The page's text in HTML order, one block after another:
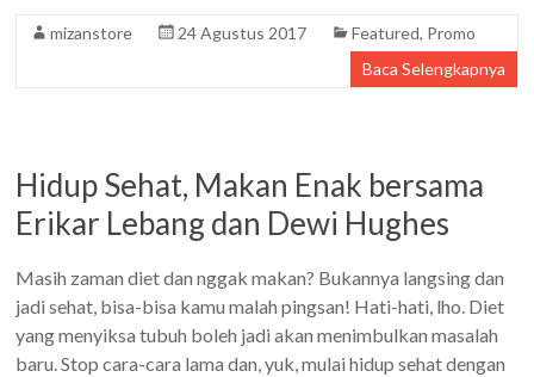
mizanstore 24 Agustus 2017 Featured, Promo
Baca Selengkapnya
Hidup Sehat, Makan Enak bersama
Erikar Lebang dan Dewi Hughes
Masih zaman diet dan nggak makan? Bukannya langsing dan
jadi sehat, bisa-bisa kamu malah pingsan! Hati-hati, lho. Diet
yang menyiksa tubuh boleh jadi akan menimbulkan masalah
baru. Stop cara-cara lama dan, yuk, mulai hidup sehat dengan